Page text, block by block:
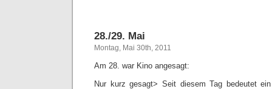
28./29. Mai
Montag, Mai 30th, 2011
Am 28. war Kino angesagt:
Nur kurz gesagt> Seit diesem Tag bedeutet